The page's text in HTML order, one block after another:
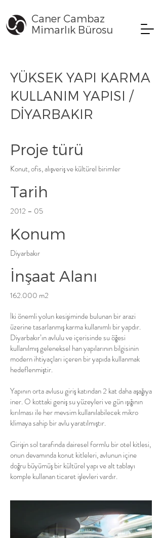
Caner Cambaz
Mimarlık Bürosu
YÜKSEK YAPI KARMA
KULLANIM YAPISI /
DİYARBAKIR
Proje türü
Konut, ofis, alışveriş ve kültürel birimler
Tarih
2012 – 05
Konum
Diyarbakır
İnşaat Alanı
162.000 m2
İki önemli yolun kesişiminde bulunan bir arazi
üzerine tasarlanmış karma kullanımlı bir yapdır.
Diyarbakır’ın avlulu ve içerisinde su öğesi
kullanılmış geleneksel han yapılarının bilgisinin
modern ihtiyaçları içeren bir yapıda kullanmak
hedeflenmiştir.
Yapının orta avlusu giriş katından 2 kat daha aşağıya
iner. O kottaki geniş su yüzeyleri ve gün ışığının
kırılması ile her mevsim kullanılabilecek mikro
klimaya sahip bir avlu yaratılmıştır.
Girişin sol tarafında dairesel formlu bir otel kitlesi,
onun devamında konut kitleleri, avlunun içine
doğru büyümüş bir kültürel yapı ve alt tablayı
komple kullanan ticaret işlevleri vardır.